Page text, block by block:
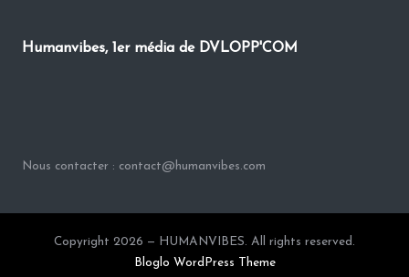
Humanvibes, 1er média de DVLOPP'COM
Nous contacter : contact@humanvibes.com
Copyright 2026 — HUMANVIBES. All rights reserved.
Bloglo WordPress Theme